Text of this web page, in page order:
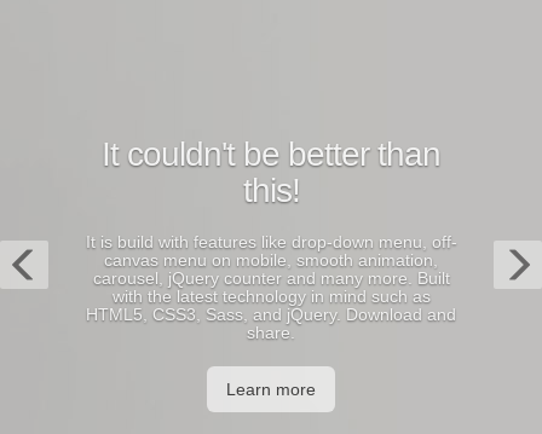
It couldn't be better than
this!
canvas menu on mobile, smooth animation,
carousel, jQuery counter and many more. Built
with the latest technology in mind such as
HTML5, CSS3, Sass, and jQuery. Download and
share.
Learn more